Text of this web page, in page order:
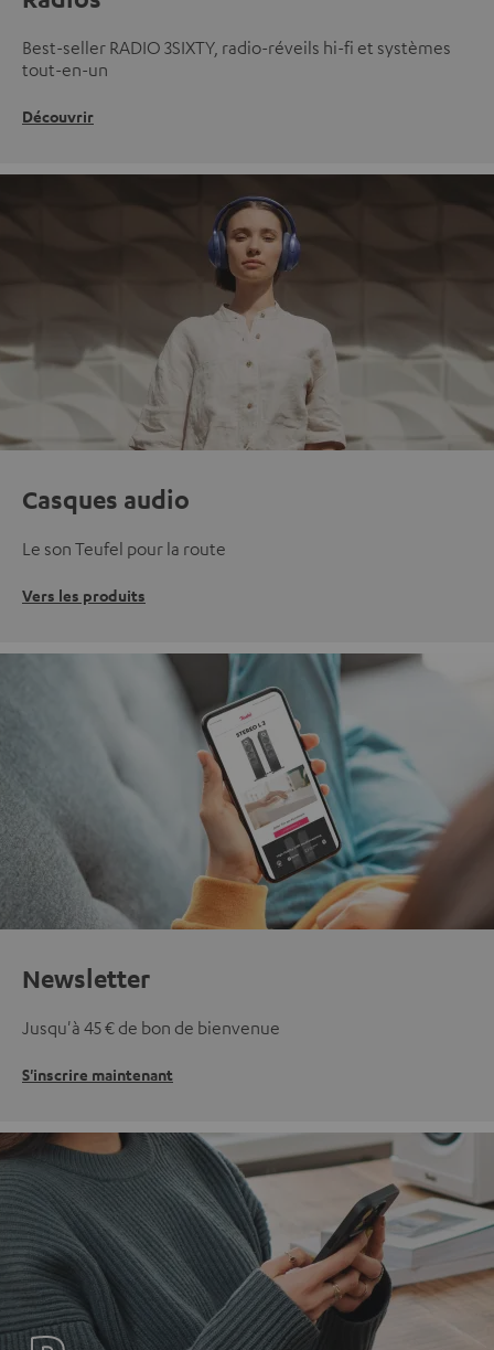
Best-seller RADIO 3SIXTY, radio-réveils hi-fi et systèmes
tout-en-un
Découvrir
Casques audio
Le son Teufel pour la route
Vers les produits
Newsletter
Jusqu'à 45 € de bon de bienvenue
S'inscrire maintenant